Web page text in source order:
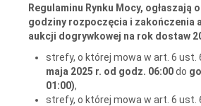
Regulaminu Rynku Mocy, ogłaszają
godziny rozpoczęcia i zakończenia
aukcji dogrywkowej na rok dostaw
strefy, o której mowa w art. 6 ust.
maja 2025 r. od godz. 06:00do
01:00),
strefy, o której mowa w art. 6 ust.